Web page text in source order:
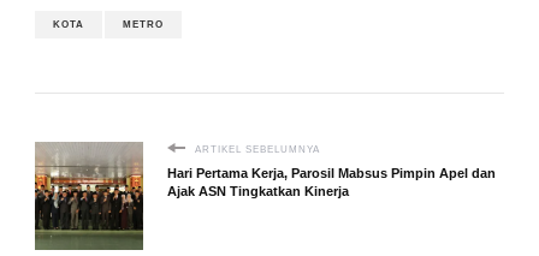
KOTA METRO
ARTIKEL SEBELUMNYA
Hari Pertama Kerja, Parosil Mabsus Pimpin Apel dan
Ajak ASN Tingkatkan Kinerja